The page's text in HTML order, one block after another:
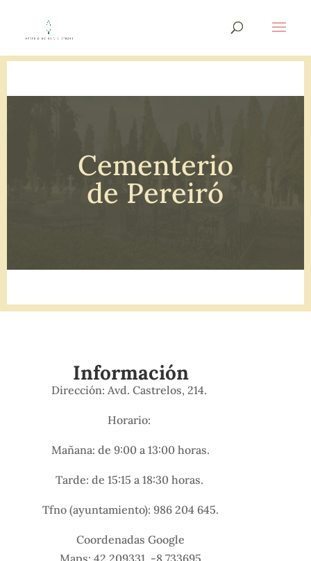
Cementerio
de Pereiró
Información
Dirección: Avd. Castrelos, 214.
Horario:
Mañana: de 9:00 a 13:00 horas.
Tarde: de 15:15 a 18:30 horas.
Tfno (ayuntamiento): 986 204 645.
Coordenadas Google
Maps: 42.209331, -8.733695